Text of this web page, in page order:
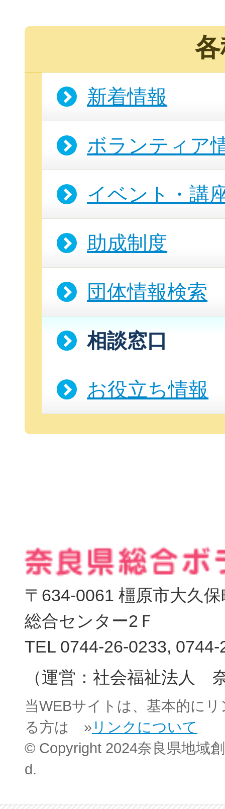
新規登
ボランティ
企業・
無料新規
新着情報
ボランティア
イベント・講
助成制度
団体情報検索
相談窓口
お役立ち情報
〒634-0061 橿原市大久
総合センター2Ｆ
TEL 0744-26-0233, 0744-
（運営：社会福祉法人
当WEBサイトは、基本的に
る方は » リンクについて
© Copyright 2024奈良県地域
d.